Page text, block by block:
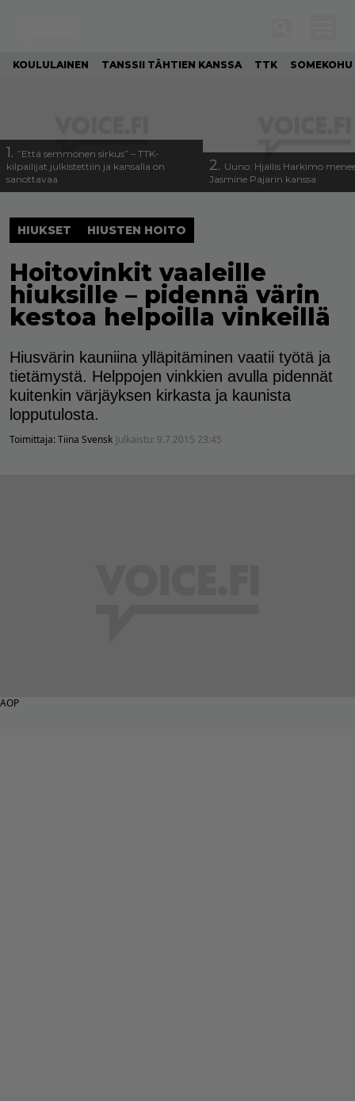
KOULULAINEN TANSSII TÄHTIEN KANSSA TTK SOMEKOHU
1. ”Että semmonen sirkus” – TTK-
kilpailijat julkistettiin ja kansalla on
sanottavaa
2. Uuno: Hjallis Harkimo
Jasmine Pajarin kanssa
HIUKSET HIUSTEN HOITO
Hoitovinkit vaaleille
hiuksille – pidennä värin
kestoa helpoilla vinkeillä
Hiusvärin kauniina ylläpitäminen vaatii työtä ja
tietämystä. Helppojen vinkkien avulla pidennät
kuitenkin värjäyksen kirkasta ja kaunista
lopputulosta.
Toimittaja:Tiina Svensk Julkaistu: 9.7.2015 23:45
AOP